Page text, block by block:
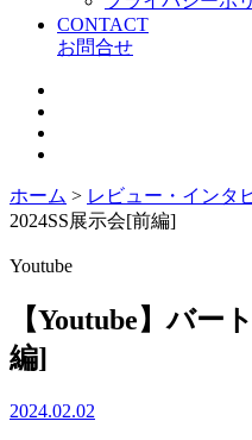
CONTACT
お問合せ
ホーム > レビュー・インタ
2024SS展示会[前編]
Youtube
【Youtube】バー
編]
2024.02.02